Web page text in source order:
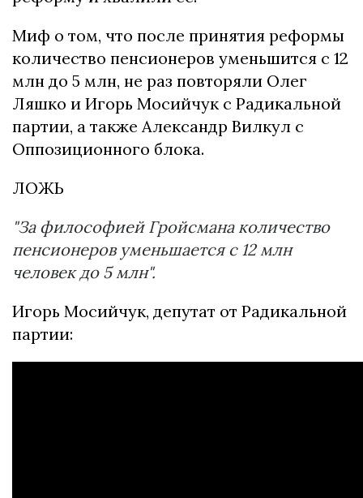
Миф о том, что после принятия реформы
количество пенсионеров уменьшится с 12
млн до 5 млн, не раз повторяли Олег
Ляшко и Игорь Мосийчук с Радикальной
партии, а также Александр Вилкул с
Оппозиционного блока.
ЛОЖЬ
"За философией Гройсмана количество
пенсионеров уменьшается с 12 млн
человек до 5 млн".
Игорь Мосийчук, депутат от Радикальной
партии: